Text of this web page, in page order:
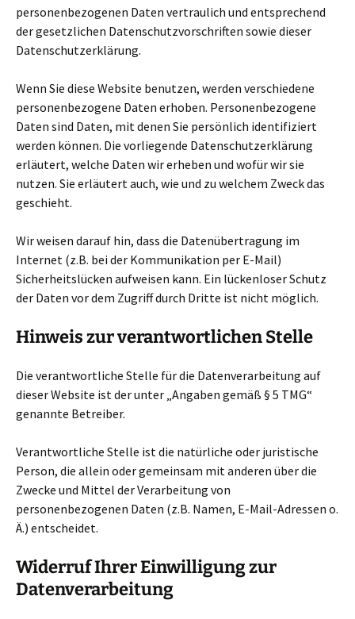
personenbezogenen Daten vertraulich und entsprechend
der gesetzlichen Datenschutzvorschriften sowie dieser
Datenschutzerklärung.
Wenn Sie diese Website benutzen, werden verschiedene
personenbezogene Daten erhoben. Personenbezogene
Daten sind Daten, mit denen Sie persönlich identifiziert
werden können. Die vorliegende Datenschutzerklärung
erläutert, welche Daten wir erheben und wofür wir sie
nutzen. Sie erläutert auch, wie und zu welchem Zweck das
geschieht.
Wir weisen darauf hin, dass die Datenübertragung im
Internet (z.B. bei der Kommunikation per E-Mail)
Sicherheitslücken aufweisen kann. Ein lückenloser Schutz
der Daten vor dem Zugriff durch Dritte ist nicht möglich.
Hinweis zur verantwortlichen Stelle
Die verantwortliche Stelle für die Datenverarbeitung auf
dieser Website ist der unter „Angaben gemäß § 5 TMG“
genannte Betreiber.
Verantwortliche Stelle ist die natürliche oder juristische
Person, die allein oder gemeinsam mit anderen über die
Zwecke und Mittel der Verarbeitung von
personenbezogenen Daten (z.B. Namen, E-Mail-Adressen o.
Ä.) entscheidet.
Widerruf Ihrer Einwilligung zur
Datenverarbeitung